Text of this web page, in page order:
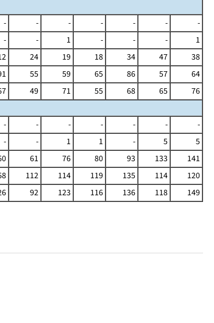
- - - - - -
-
- - 1 - - -
1
24 19 18 34 47
38
55 59 65 86 57
64
49 71 55 68 65
76
- - - - - -
-
- - 1 1 - 5
5
61 76 80 93 133
141
112 114 119 135 114
120
92 123 116 136 118 149